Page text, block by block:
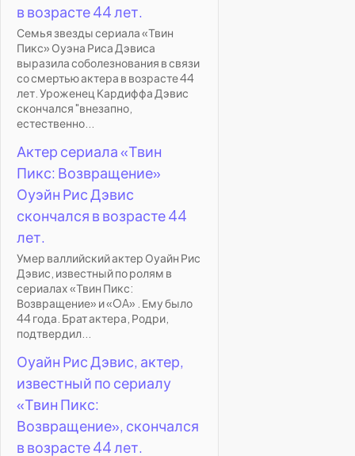
в возрасте 44 лет.
Семья звезды сериала «Твин
Пикс» Оуэна Риса Дэвиса
выразила соболезнования в связи
со смертью актера в возрасте 44
лет. Уроженец Кардиффа Дэвис
скончался "внезапно,
естественно...
Актер сериала «Твин
Пикс: Возвращение»
Оуэйн Рис Дэвис
скончался в возрасте 44
лет.
Умер валлийский актер Оуайн Рис
Дэвис, известный по ролям в
сериалах «Твин Пикс:
Возвращение» и «OA» . Ему было
44 года. Брат актера, Родри,
подтвердил...
Оуайн Рис Дэвис, актер,
известный по сериалу
«Твин Пикс:
Возвращение», скончался
в возрасте 44 лет.